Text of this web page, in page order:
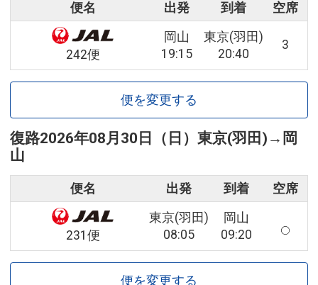
便名 出発 到着 空席
242便
岡山
19:15
東京(羽田)
20:40
3
便を変更する
復路2026年08月30日（日） 東京(羽田) → 岡
山
便名 出発 到着 空席
231便
東京(羽田)
08:05
岡山
09:20
便を変更する